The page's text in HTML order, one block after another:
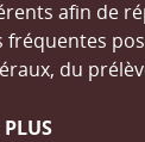
afin de
fréquentes
du